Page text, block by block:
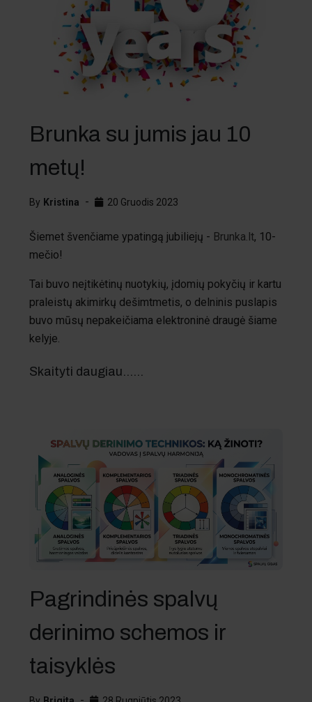
Brunka su jumis jau 10
metų!
By Kristina 20 Gruodis 2023
Šiemet švenčiame ypatingą jubiliejų - Brunka.lt, 10-
mečio!
Tai buvo neįtikėtinų nuotykių, įdomių pokyčių ir kartu
praleistų akimirkų dešimtmetis, o delninis puslapis
buvo mūsų nepakeičiama elektroninė draugė šiame
kelyje.
Skaityti daugiau...…
Pagrindinės spalvų
derinimo schemos ir
taisyklės